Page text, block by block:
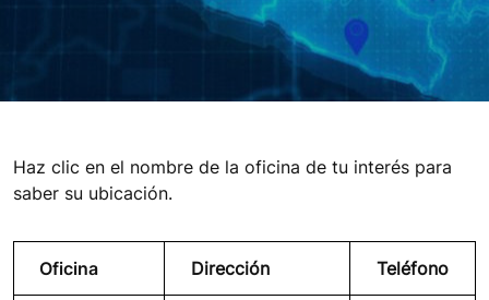
Haz clic en el nombre de la oficina de tu interés para
saber su ubicación.
Oficina Dirección Teléfono